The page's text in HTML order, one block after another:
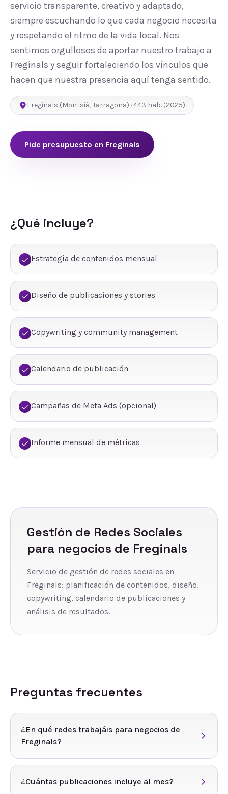
servicio transparente, creativo y adaptado,
siempre escuchando lo que cada negocio necesita
y respetando el ritmo de la vida local. Nos
sentimos orgullosos de aportar nuestro trabajo a
Freginals y seguir fortaleciendo los vínculos que
hacen que nuestra presencia aquí tenga sentido.
Freginals (Montsià,Tarragona) ·443 hab. (2025)
Pide presupuesto en Freginals
¿Qué incluye?
Estrategia de contenidos mensual
Diseño de publicaciones y stories
Copywriting y community management
Calendario de publicación
Campañas de Meta Ads (opcional)
Informe mensual de métricas
Gestión de Redes Sociales
para negocios de Freginals
Servicio de gestión de redes sociales en
Freginals: planificación de contenidos, diseño,
copywriting, calendario de publicaciones y
análisis de resultados.
Preguntas frecuentes
¿En qué redes trabajáis para negocios de
Freginals?
¿Cuántas publicaciones incluye al mes?